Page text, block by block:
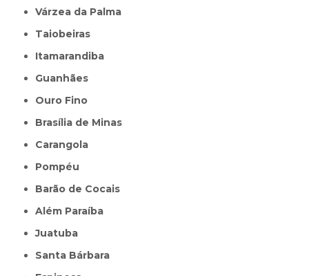
Várzea da Palma
Taiobeiras
Itamarandiba
Guanhães
Ouro Fino
Brasília de Minas
Carangola
Pompéu
Barão de Cocais
Além Paraíba
Juatuba
Santa Bárbara